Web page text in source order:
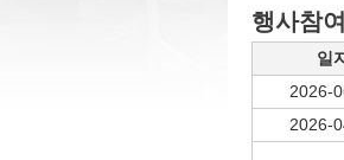
행사참
일
2026-
2026-